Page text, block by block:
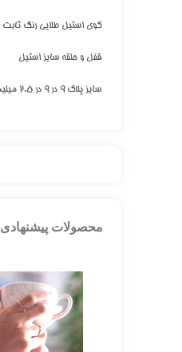
گوی استیل طلایی رنگ ثابت
قفل و حلقه سایز استیل
سایز پلاک ۹ در ۹ در ۲.۵ میلیمتر
محصولات پیشنهادی